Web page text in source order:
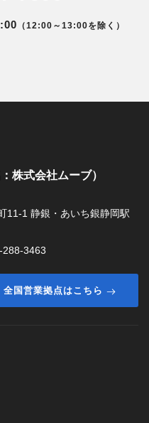
（12:00～13:00を除く）
株式会社ムーブ）
11-1 静銀・あいち銀静岡駅
288-3463
全国営業拠点はこちら